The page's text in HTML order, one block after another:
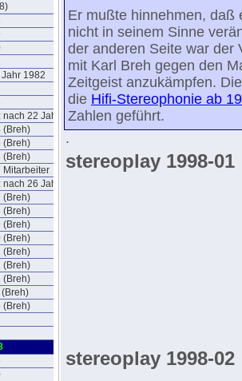
1982
nach 22 Jahren
(Breh)
(Breh)
(Breh)
Mitarbeiter
26 Jahren
(Breh)
(Breh)
(Breh)
(Breh)
(Breh)
(Breh)
(Breh)
(Breh)
Er mußte hinnehmen, daß
nicht in seinem Sinne
der anderen Seite war der
mit Karl Breh gegen den
Zeitgeist anzukämpfen.
die Hifi-Stereophonie ab
Zahlen geführt.
.
stereoplay 1998-01
stereoplay 1998-02